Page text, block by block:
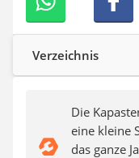
Kassettenmarkise
Bosch-Heckenschere
Stihl-Laubbläser
Minidumper
Verzeichnis
Die
eine kleine
das ganze